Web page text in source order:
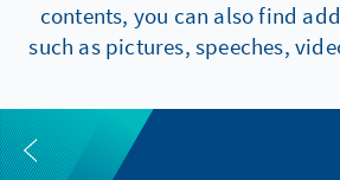
contents, you can also find
such as pictures, speeches,